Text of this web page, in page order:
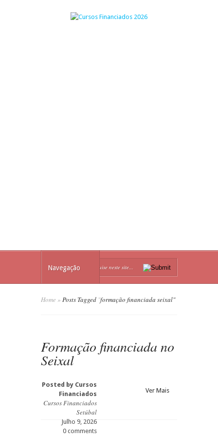
Navegação
Home » Posts Tagged "formação financiada seixal"
Formação financiada no
Seixal
Posted by Cursos
Financiados
Cursos Financiados
Setúbal
Julho 9, 2026
0 comments
Ver Mais